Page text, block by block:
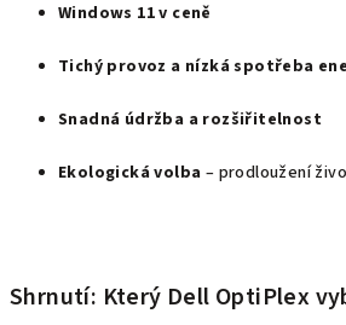
Windows 11 v ceně
Tichý provoz a nízká spotřeba
Snadná údržba a rozšiřitelnost
Ekologická volba – prodloužení
Shrnutí: Který Dell OptiPlex